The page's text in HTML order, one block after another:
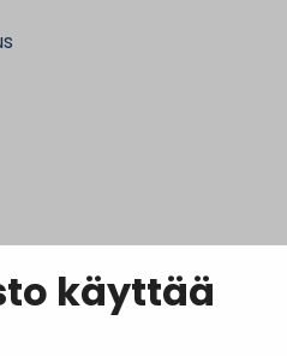
käyttää